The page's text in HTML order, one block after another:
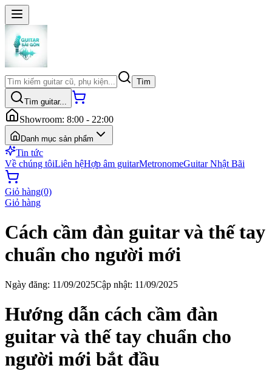
Tìm
Tìm guitar...
Showroom: 8:00 - 22:00
Danh mục sản phẩm
Tin tức
Về chúng tôiLiên hệHợp âm guitarMetronomeGuitar Nhật Bãi
Giỏ hàng(0)
Giỏ hàng
Cách cầm đàn guitar và thế tay
chuẩn cho người mới
Ngày đăng: 11/09/2025Cập nhật: 11/09/2025
Hướng dẫn cách cầm đàn
guitar và thế tay chuẩn cho
người mới bắt đầu